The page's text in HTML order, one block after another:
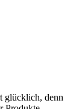
glücklich, denn